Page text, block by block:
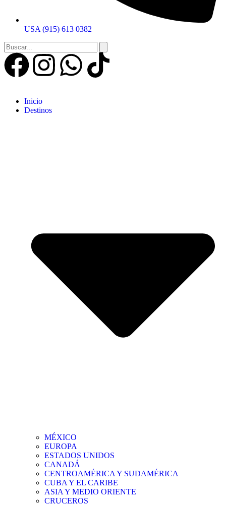
USA (915) 613 0382
Inicio
Destinos
MÉXICO
EUROPA
ESTADOS UNIDOS
CANADÁ
CENTROAMÉRICA Y SUDAMÉRICA
CUBA Y EL CARIBE
ASIA Y MEDIO ORIENTE
CRUCEROS